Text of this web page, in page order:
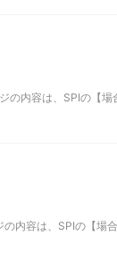
内容は、SPIの【場
内容は、SPIの【場